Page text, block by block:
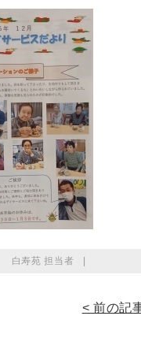
白寿苑 担当者
< 前の記